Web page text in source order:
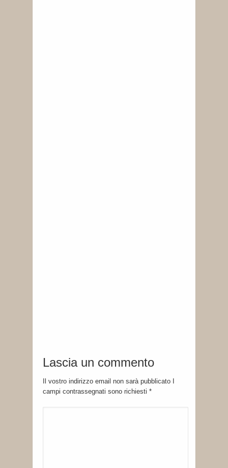
Lascia un commento
Il vostro indirizzo email non sarà pubblicato I
campi contrassegnati sono richiesti *